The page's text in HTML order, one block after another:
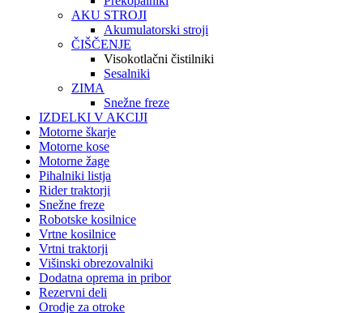
AKU STROJI
Akumulatorski stroji
ČIŠČENJE
Visokotlačni čistilniki
Sesalniki
ZIMA
Snežne freze
IZDELKI V AKCIJI
Motorne škarje
Motorne kose
Motorne žage
Pihalniki listja
Rider traktorji
Snežne freze
Robotske kosilnice
Vrtne kosilnice
Vrtni traktorji
Višinski obrezovalniki
Dodatna oprema in pribor
Rezervni deli
Orodje za otroke